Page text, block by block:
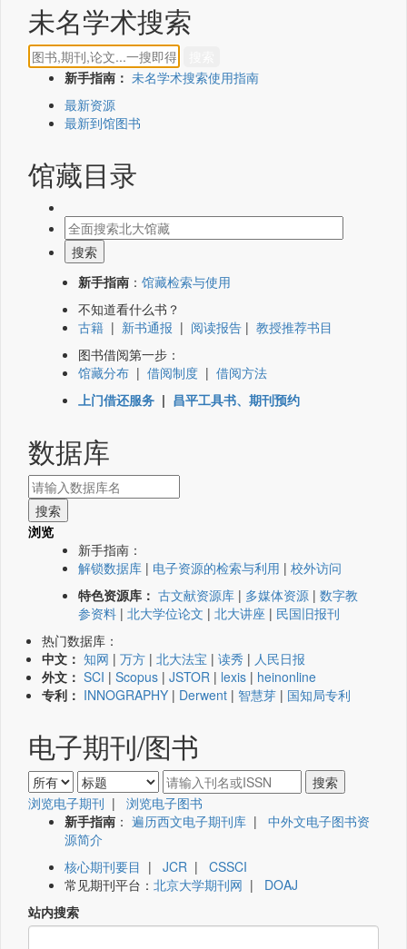
未名学术搜索
新手指南： 未名学术搜索使用指南
最新资源
最新到馆图书
馆藏目录
新手指南 ： 馆藏检索与使用
不知道看什么书？
古籍 | 新书通报 | 阅读报告 | 教授推荐书目
图书借阅第一步：
馆藏分布 | 借阅制度 | 借阅方法
上门借还服务 | 昌平工具书、期刊预约
数据库
浏览
新手指南：
解锁数据库 | 电子资源的检索与利用 | 校外访问
特色资源库： 古文献资源库 | 多媒体资源 | 数字教
参资料 | 北大学位论文 | 北大讲座 | 民国旧报刊
热门数据库：
中文： 知网 | 万方 | 北大法宝 | 读秀 | 人民日报
外文： SCI | Scopus | JSTOR | lexis | heinonline
专利： INNOGRAPHY | Derwent | 智慧芽 | 国知局专利
电子期刊/图书
浏览电子期刊 | 浏览电子图书
新手指南 ： 遍历西文电子期刊库 | 中外文电子图书资
源简介
核心期刊要目 | JCR | CSSCI
常见期刊平台： 北京大学期刊网 | DOAJ
站内搜索